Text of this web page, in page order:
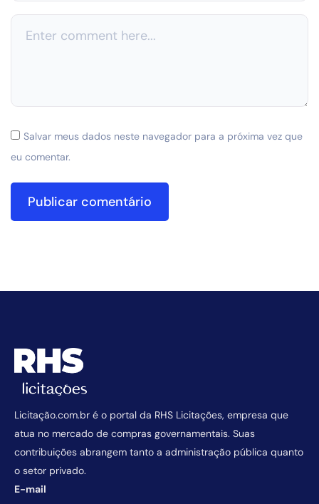
Salvar meus dados neste navegador para a próxima vez que
eu comentar.
Licitação.com.br é o portal da RHS Licitações, empresa que
atua no mercado de compras governamentais. Suas
contribuições abrangem tanto a administração pública quanto
o setor privado.
E-mail